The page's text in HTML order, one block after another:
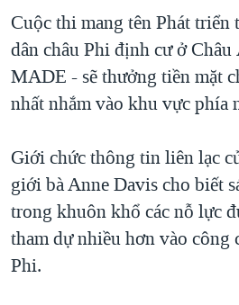
"Tìm"NGƯỜI VIỆT HẢI NGOẠI
ĐỜI SỐNG
SỨC KHOẺ
VĂN HOÁ
THỂ THAO
GIÁO DỤC
HÀNH TRÌNH BẦU CỬ 2024
MỘT NĂM CHIẾN TRANH TẠI DẢI
GIẢI MÃ VÀNH ĐAI & CON
TRỊNH VĨNH BÌNH - NGƯỜI HẠ
GROUND ZERO – XƯA VÀ NAY
CHI PHÍ CHIẾN TRANH
CÁC GIÁ TRỊ CỘNG HÒA Ở VIỆT
VIDEO
NGHE
MẠNG XÃ HỘI
Ngôn ngữ khác
Cuộc thi mang tên Phát
dân châu Phi định cư ở
MADE - sẽ thưởng tiền mặt
nhất nhắm vào khu vực phía
Giới chức thông tin liên lạc
giới bà Anne Davis cho biết
trong khuôn khổ các nỗ lực
tham dự nhiều hơn vào công
Phi.